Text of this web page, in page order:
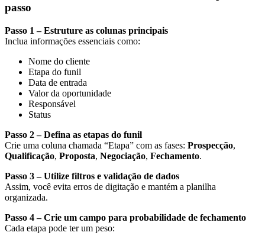
passo
Passo 1 – Estruture as colunas principais
Inclua informações essenciais como:
Nome do cliente
Etapa do funil
Data de entrada
Valor da oportunidade
Responsável
Status
Passo 2 – Defina as etapas do funil
Crie uma coluna chamada “Etapa” com as fases: Prospecção,
Qualificação, Proposta, Negociação, Fechamento.
Passo 3 – Utilize filtros e validação de dados
Assim, você evita erros de digitação e mantém a planilha
organizada.
Passo 4 – Crie um campo para probabilidade de fechamento
Cada etapa pode ter um peso: